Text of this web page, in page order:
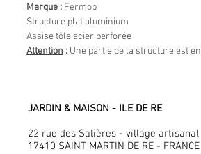
Marque : Fermob
Structure plat aluminium
Assise tôle acier perforée
Attention : Une partie de la structure est en
JARDIN & MAISON - ILE DE RE
22 rue des Salières - village artisanal
17410 SAINT MARTIN DE RE - FRANCE